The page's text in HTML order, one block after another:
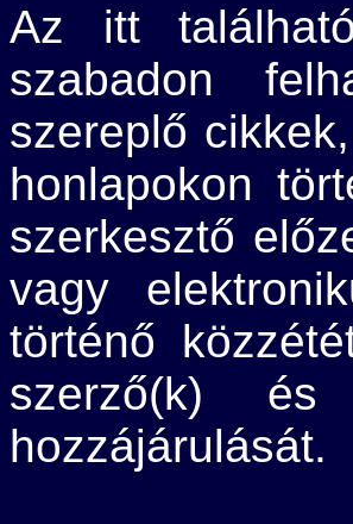
Az itt
szabadon
szereplő
honlapokon
szerkesztő
vagy
történő
szerző(k)
hozzájárulását.